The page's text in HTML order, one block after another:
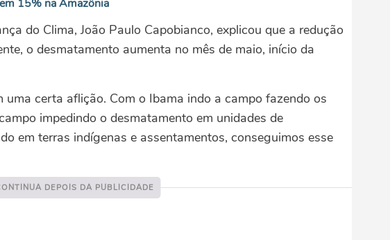
15% na Amazônia
do Clima, João Paulo Capobianco, explicou que a redução
o desmatamento aumenta no mês de maio, início da
certa aflição. Com o Ibama indo a campo fazendo os
impedindo o desmatamento em unidades de
em terras indígenas e assentamentos, conseguimos esse